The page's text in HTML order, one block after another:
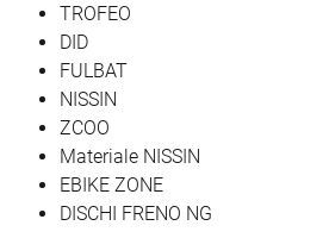
TROFEO
DID
FULBAT
NISSIN
ZCOO
Materiale NISSIN
EBIKE ZONE
DISCHI FRENO NG